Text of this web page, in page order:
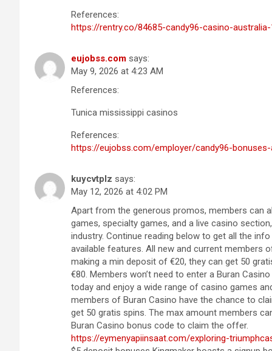
References:
https://rentry.co/84685-candy96-casino-
eujobss.com says:
May 9, 2026 at 4:23 AM
References:
Tunica mississippi casinos
References:
https://eujobss.com/employer/candy96-
kuycvtplz says:
May 12, 2026 at 4:02 PM
Apart from the generous promos, members can
games, specialty games, and a live casino
industry. Continue reading below to get all the
available features. All new and current members
making a min deposit of €20, they can get 50
€80. Members won’t need to enter a Buran
today and enjoy a wide range of casino games
members of Buran Casino have the chance to
get 50 gratis spins. The max amount members
Buran Casino bonus code to claim the offer.
https://eymenyapiinsaat.com/exploring-